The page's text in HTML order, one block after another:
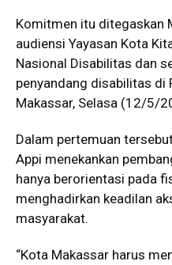
Komitmen itu ditegaskan
audiensi Yayasan Kota
Nasional Disabilitas dan
penyandang disabilitas di
Makassar, Selasa (12/5/
Dalam pertemuan
Appi menekankan
hanya berorientasi pada
menghadirkan keadilan
masyarakat.
“Kota Makassar harus